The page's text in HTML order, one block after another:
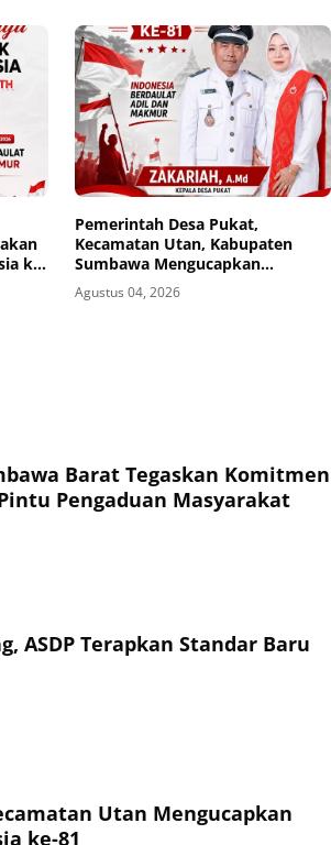
ke-
Pemerintah Desa Pukat,
Kecamatan Utan, Kabupaten
Sumbawa Mengucapkan
Dirgahayu Republik Indonesia ke-
81
Agustus 04, 2026
Barat Tegaskan Komitmen
Pengaduan Masyarakat
ASDP Terapkan Standar Baru
Utan Mengucapkan
ke-81